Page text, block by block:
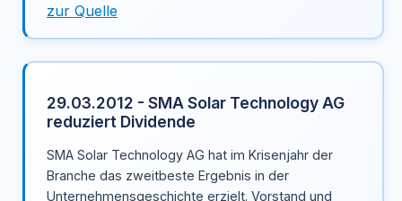
zur Quelle
29.03.2012 - SMA Solar Technology AG
reduziert Dividende
SMA Solar Technology AG hat im Krisenjahr der
Branche das zweitbeste Ergebnis in der
Unternehmensgeschichte erzielt. Vorstand und